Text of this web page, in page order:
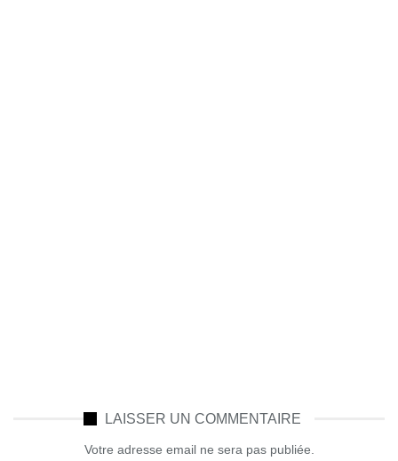
LAISSER UN COMMENTAIRE
Votre adresse email ne sera pas publiée.